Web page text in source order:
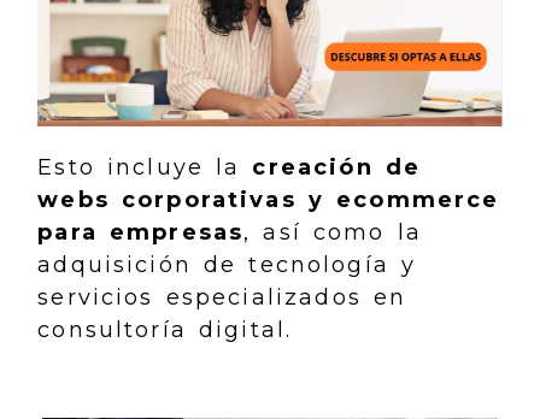
Esto incluye la creación de
webs corporativas y ecommerce
para empresas, así como la
adquisición de tecnología y
servicios especializados en
consultoría digital.